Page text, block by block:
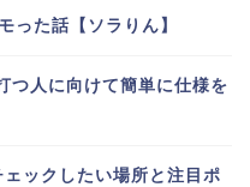
った話【ソラりん】
つ人に向けて簡単に仕様を
ックしたい場所と注目ポ